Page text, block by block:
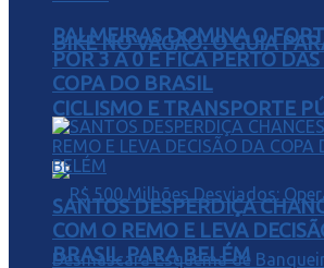
BIKE NO VAGÃO: O GUIA
CICLISMO E TRANSPORTE
PALMEIRAS DOMINA O
POR 3 A 0 E FICA PERTO
COPA DO BRASIL
SANTOS DESPERDIÇA
COM O REMO E LEVA
BRASIL PARA BELÉM